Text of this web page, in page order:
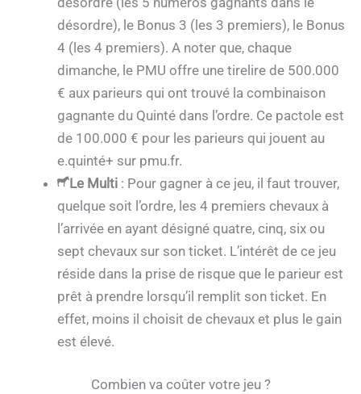
désordre), le Bonus 3 (les 3 premiers), le Bonus
4 (les 4 premiers). A noter que, chaque
dimanche, le PMU offre une tirelire de 500.000
€ aux parieurs qui ont trouvé la combinaison
gagnante du Quinté dans l’ordre. Ce pactole est
de 100.000 € pour les parieurs qui jouent au
e.quinté+ sur pmu.fr.
Le Multi : Pour gagner à ce jeu, il faut trouver,
quelque soit l’ordre, les 4 premiers chevaux à
l’arrivée en ayant désigné quatre, cinq, six ou
sept chevaux sur son ticket. L’intérêt de ce jeu
réside dans la prise de risque que le parieur est
prêt à prendre lorsqu’il remplit son ticket. En
effet, moins il choisit de chevaux et plus le gain
est élevé.
Combien va coûter votre jeu ?